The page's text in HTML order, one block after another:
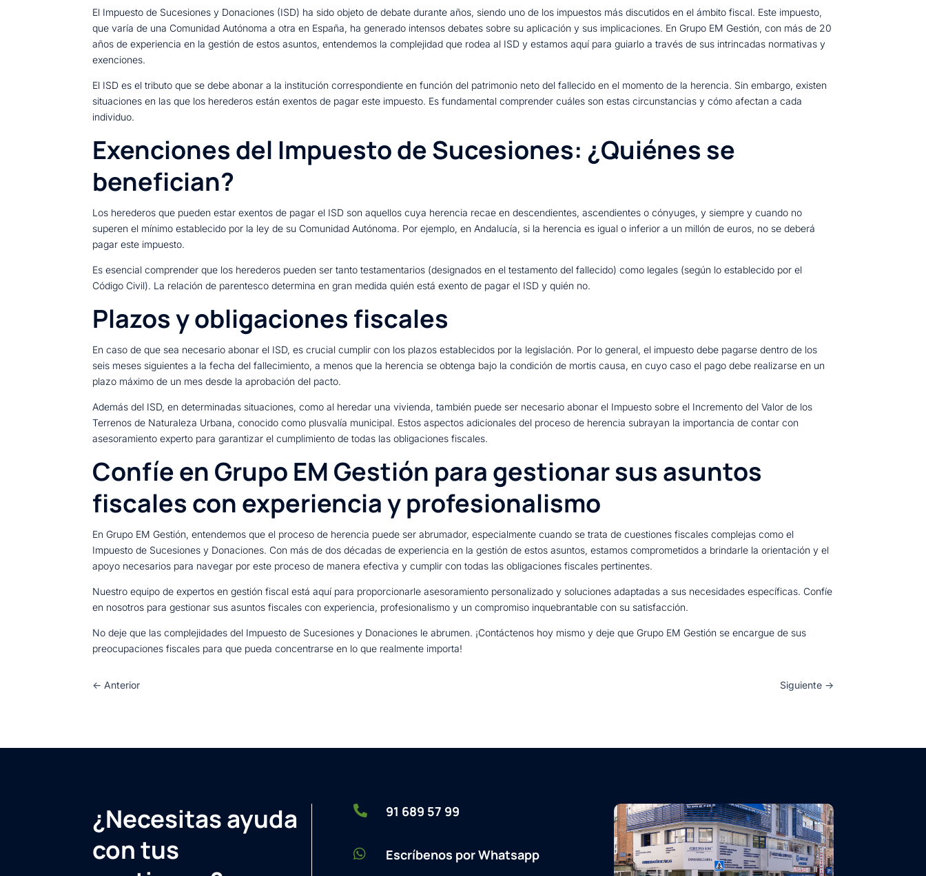
El Impuesto de Sucesiones y Donaciones (ISD) ha sido objeto de debate durante años, siendo uno de los impuestos más discutidos en el ámbito fiscal. Este impuesto,
que varía de una Comunidad Autónoma a otra en España, ha generado intensos debates sobre su aplicación y sus implicaciones. En Grupo EM Gestión, con más de 20
años de experiencia en la gestión de estos asuntos, entendemos la complejidad que rodea al ISD y estamos aquí para guiarlo a través de sus intrincadas normativas y
exenciones.
El ISD es el tributo que se debe abonar a la institución correspondiente en función del patrimonio neto del fallecido en el momento de la herencia. Sin embargo, existen
situaciones en las que los herederos están exentos de pagar este impuesto. Es fundamental comprender cuáles son estas circunstancias y cómo afectan a cada
individuo.
Exenciones del Impuesto de Sucesiones: ¿Quiénes se
benefician?
Los herederos que pueden estar exentos de pagar el ISD son aquellos cuya herencia recae en descendientes, ascendientes o cónyuges, y siempre y cuando no
superen el mínimo establecido por la ley de su Comunidad Autónoma. Por ejemplo, en Andalucía, si la herencia es igual o inferior a un millón de euros, no se deberá
pagar este impuesto.
Es esencial comprender que los herederos pueden ser tanto testamentarios (designados en el testamento del fallecido) como legales (según lo establecido por el
Código Civil). La relación de parentesco determina en gran medida quién está exento de pagar el ISD y quién no.
Plazos y obligaciones fiscales
En caso de que sea necesario abonar el ISD, es crucial cumplir con los plazos establecidos por la legislación. Por lo general, el impuesto debe pagarse dentro de los
seis meses siguientes a la fecha del fallecimiento, a menos que la herencia se obtenga bajo la condición de mortis causa, en cuyo caso el pago debe realizarse en un
plazo máximo de un mes desde la aprobación del pacto.
Además del ISD, en determinadas situaciones, como al heredar una vivienda, también puede ser necesario abonar el Impuesto sobre el Incremento del Valor de los
Terrenos de Naturaleza Urbana, conocido como plusvalía municipal. Estos aspectos adicionales del proceso de herencia subrayan la importancia de contar con
asesoramiento experto para garantizar el cumplimiento de todas las obligaciones fiscales.
Confíe en Grupo EM Gestión para gestionar sus asuntos
fiscales con experiencia y profesionalismo
En Grupo EM Gestión, entendemos que el proceso de herencia puede ser abrumador, especialmente cuando se trata de cuestiones fiscales complejas como el
Impuesto de Sucesiones y Donaciones. Con más de dos décadas de experiencia en la gestión de estos asuntos, estamos comprometidos a brindarle la orientación y el
apoyo necesarios para navegar por este proceso de manera efectiva y cumplir con todas las obligaciones fiscales pertinentes.
Nuestro equipo de expertos en gestión fiscal está aquí para proporcionarle asesoramiento personalizado y soluciones adaptadas a sus necesidades específicas. Confíe
en nosotros para gestionar sus asuntos fiscales con experiencia, profesionalismo y un compromiso inquebrantable con su satisfacción.
No deje que las complejidades del Impuesto de Sucesiones y Donaciones le abrumen. ¡Contáctenos hoy mismo y deje que Grupo EM Gestión se encargue de sus
preocupaciones fiscales para que pueda concentrarse en lo que realmente importa!
← Anterior Siguiente→
¿Necesitas ayuda
con tus
 91 689 57 99
 Escríbenos por Whatsapp